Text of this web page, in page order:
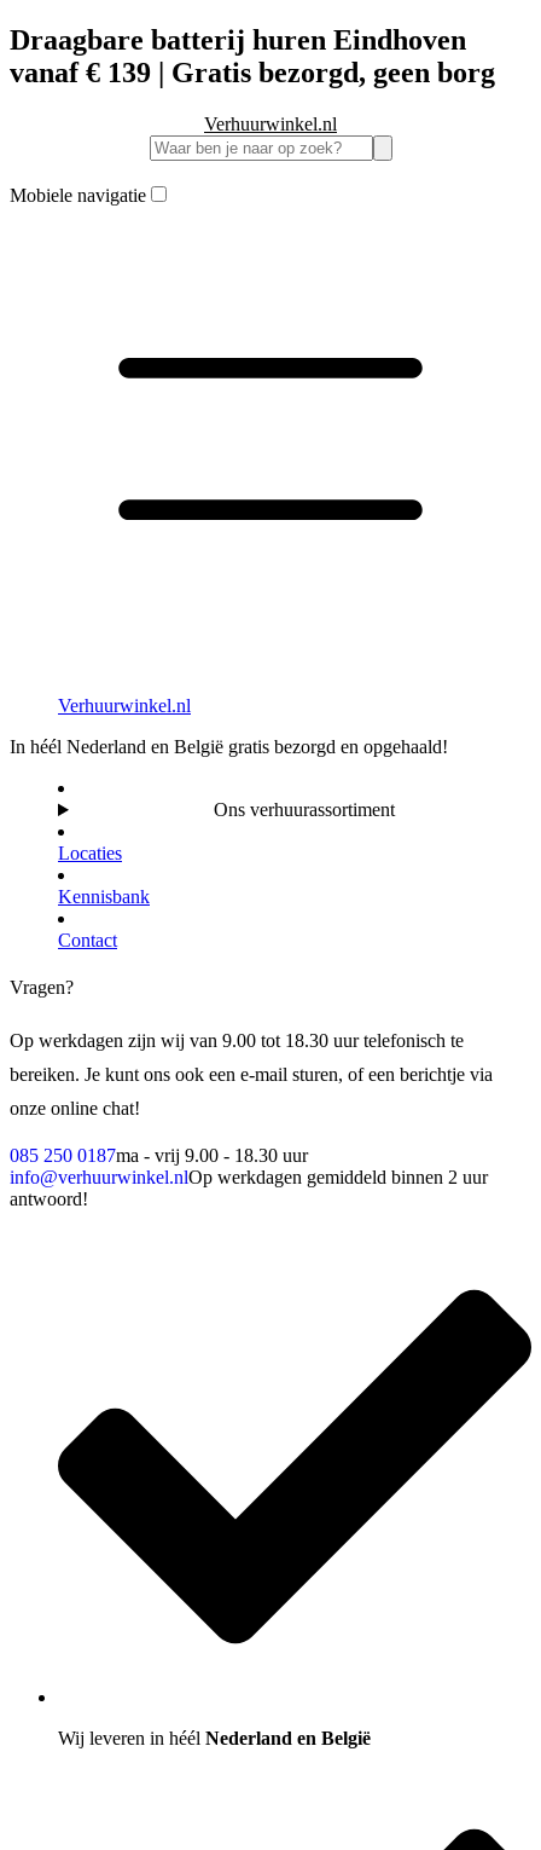
Draagbare batterij huren Eindhoven
vanaf € 139 | Gratis bezorgd, geen borg
Verhuurwinkel.nl
Mobiele navigatie
Verhuurwinkel.nl
In héél Nederland en België gratis bezorgd en opgehaald!
Ons verhuurassortiment
Locaties
Kennisbank
Contact
Vragen?
Op werkdagen zijn wij van 9.00 tot 18.30 uur telefonisch te
bereiken. Je kunt ons ook een e-mail sturen, of een berichtje via
onze online chat!
085 250 0187ma - vrij 9.00 - 18.30 uur
info@verhuurwinkel.nlOp werkdagen gemiddeld binnen 2 uur
antwoord!
Wij leveren in héél Nederland en België